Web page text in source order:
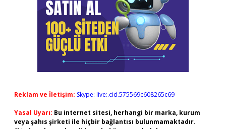
Reklam ve İletişim: Skype: live:.cid.575569c608265c69
Yasal Uyarı: Bu internet sitesi, herhangi bir marka, kurum
veya şahıs şirketi ile hiçbir bağlantısı bulunmamaktadır.